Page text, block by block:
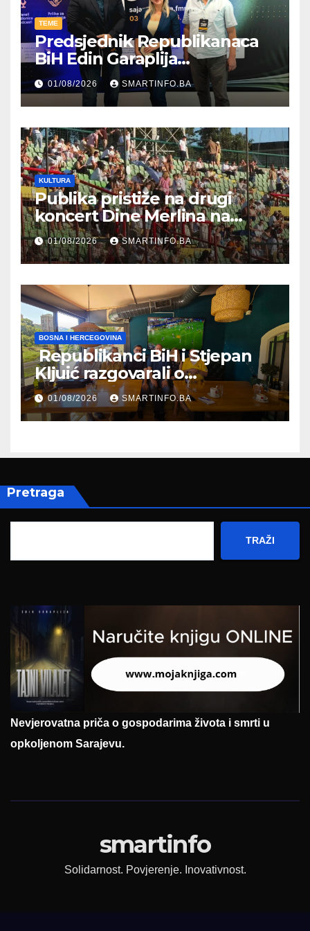
TEME
Predsjednik Republikanaca
BiH Edin Garaplija
prisustvovao prezentaciji
Federalnog sajma
zapošljavanja
01/08/2026 SMARTINFO.BA
KULTURA
Publika pristiže na drugi
koncert Dine Merlina na
Koševu
01/08/2026 SMARTINFO.BA
BOSNA I HERCEGOVINA
Republikanci BiH i Stjepan
Kljuić razgovarali o
evropskom putu Bosne i
Hercegovine
01/08/2026 SMARTINFO.BA
Pretraga
TRAŽI
Nevjerovatna priča o gospodarima života i smrti u
opkoljenom Sarajevu.
smartinfo
Solidarnost. Povjerenje. Inovativnost.